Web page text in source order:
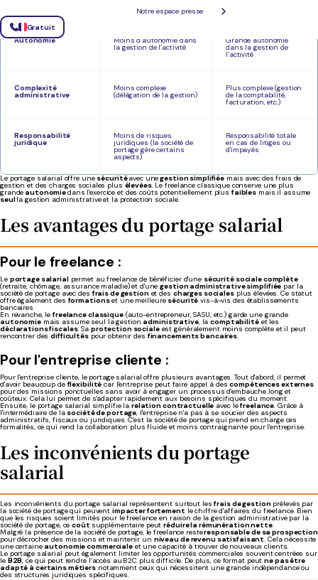
Notre espace presse
Gratuit
d'affaires)
Autonomie Moins d’autonomie dans
la gestion de l’activité
Grande autonomie
dans la gestion de
l’activité
Complexité
administrative
Moins complexe
(délégation de la gestion)
Plus complexe (gestion
de la comptabilité,
facturation, etc.)
Responsabilité
juridique
Moins de risques
juridiques (la société de
portage gère certains
aspects)
Responsabilité totale
en cas de litiges ou
d'impayés
Le portage salarial offre unesécuritéavec unegestion simplifiéemais avec des frais de
gestion et des charges sociales plus élevées. Le freelance classique conserve une plus
grande autonomiedans l'exercice et des coûts potentiellement plus faibles mais il assume
seulla gestion administrative et la protection sociale.
Les avantages du portage salarial
Pour le freelance :
Le portage salarialpermet au freelance de bénéficier d'une sécurité sociale complète
(retraite, chômage, assurance maladie) et d'unegestion administrative simplifiée par la
société de portage avec des frais de gestionet des charges socialesplus élevées. Ce statut
offre également des formationset une meilleure sécurité vis-à-vis des établissements
bancaires.
En revanche, lefreelance classique(auto-entrepreneur, SASU, etc.) garde une grande
autonomiemais assume seul la gestion administrative, lacomptabilitéet les
déclarations fiscales. Sa protection socialeest généralement moins complète et il peut
rencontrer desdifficultéspour obtenir des financements bancaires.
Pour l'entreprise cliente :
Pour l'entreprise cliente, le portage salarial offre plusieurs avantages. Tout d'abord, il permet
d'avoir beaucoup de flexibilité car l'entreprise peut faire appel à descompétences externes
pour des missions ponctuelles sans avoir à engager un processus d'embauche long et
coûteux. Cela lui permet de s'adapter rapidement aux besoins spécifiques du moment.
Ensuite, le portage salarial simplifie la relation contractuelle avec lefreelance. Grâce à
l'intermédiaire de la société de portage, l'entreprise n'a pas à se soucier des aspects
administratifs, fiscaux ou juridiques. C'est la société de portage qui prend en charge ces
formalités, ce qui rend la collaboration plus fluide et moins contraignante pour l'entreprise.
Les inconvénients du portage
salarial
Les inconvénients du portage salarial représentent surtout lesfrais de gestionprélevés par
la société de portage qui peuvent impacter fortement le chiffre d'affaires du freelance. Bien
que les risques soient limités pour le freelance en raison de la gestion administrative par la
société de portage, cecoût supplémentaire peutréduire la rémunération nette.
Malgré la présence de la société de portage, le freelance resteresponsable de sa prospection
pour décrocher des missions et maintenir un niveau de revenu satisfaisant. Cela nécessite
une certaine autonomie commercialeet une capacité à trouver de nouveaux clients.
Le portage salarial peut également limiter les opportunités commerciales souvent centrées sur
le B2B, ce qui peut rendre l’accès au B2C plus difficile. De plus, ce format peutne pas être
adapté à certains métiers notamment ceux qui nécessitent une grande indépendance ou
des structures juridiques spécifiques.